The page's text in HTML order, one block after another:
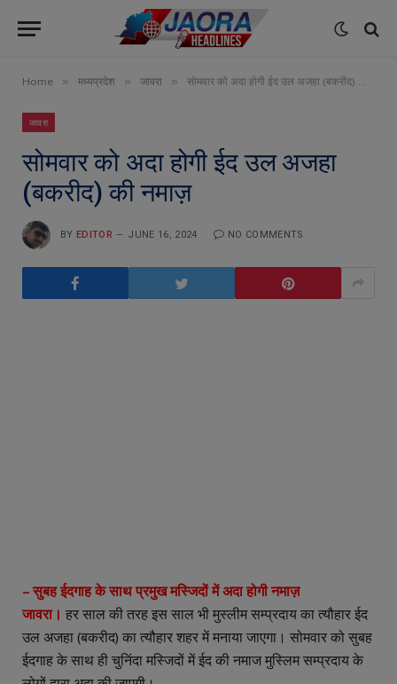
Home » मध्यप्रदेश » जावरा » सोमवार को अदा होगी ईद उल अजहा (बकरीद) की नमाज़
जावरा
सोमवार को अदा होगी ईद उल अजहा
(बकरीद) की नमाज़
BY EDITOR JUNE 16, 2024 NO COMMENTS
– सुबह ईदगाह के साथ प्रमुख मस्जिदों में अदा होगी नमाज़
जावरा। हर साल की तरह इस साल भी मुस्लीम सम्प्रदाय का त्यौहार ईद
उल अजहा (बकरीद) का त्यौहार शहर में मनाया जाएगा। सोमवार को सुबह
ईदगाह के साथ ही चुनिंदा मस्जिदों में ईद की नमाज मुस्लिम सम्प्रदाय के